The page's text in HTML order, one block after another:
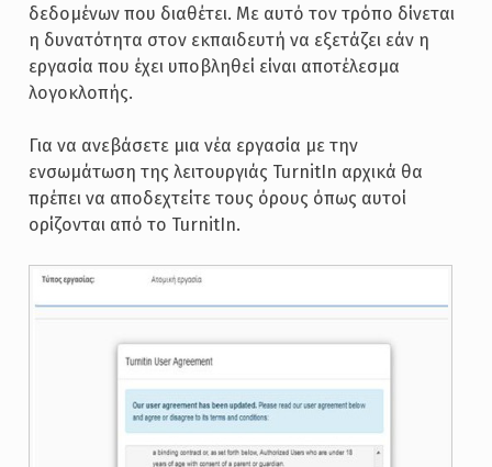
δεδομένων που διαθέτει. Με αυτό τον τρόπο δίνεται
η δυνατότητα στον εκπαιδευτή να εξετάζει εάν η
εργασία που έχει υποβληθεί είναι αποτέλεσμα
λογοκλοπής.
Για να ανεβάσετε μια νέα εργασία με την
ενσωμάτωση της λειτουργιάς TurnitIn αρχικά θα
πρέπει να αποδεχτείτε τους όρους όπως αυτοί
ορίζονται από το TurnitIn.